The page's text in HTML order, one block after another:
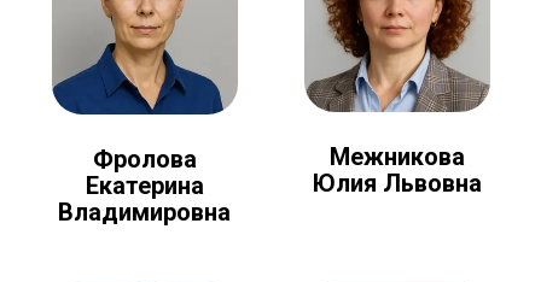
Фролова
Екатерина
Владимировна
Межникова
Юлия Львовна